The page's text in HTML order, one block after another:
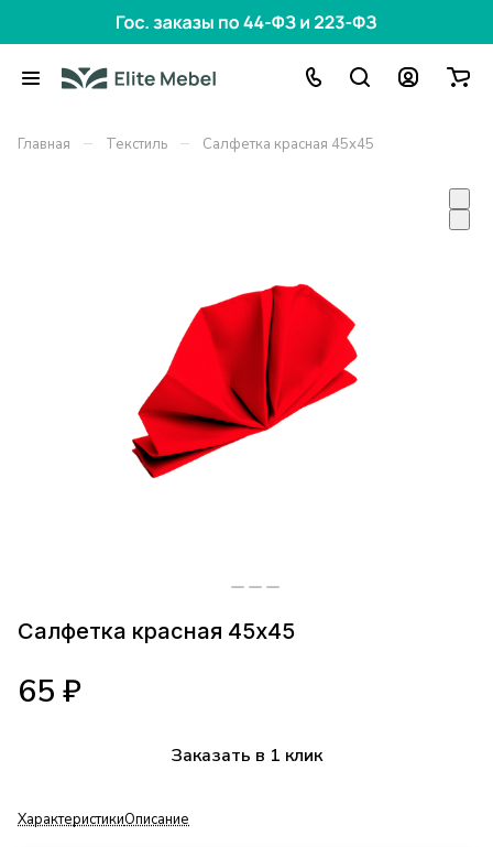
Главная – Текстиль – Салфетка красная 45х45
Салфетка красная 45х45
65 ₽
Заказать в 1 клик
ХарактеристикиОписание